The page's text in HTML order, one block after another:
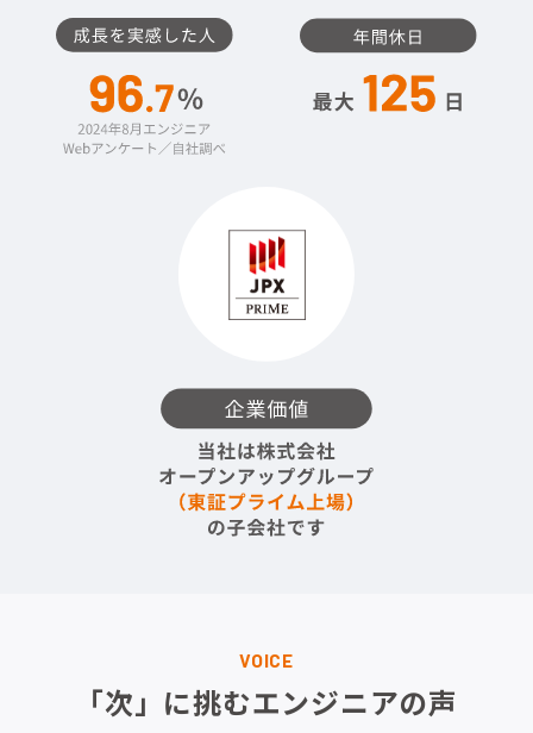
VOICE
「次」に挑むエンジニアの声